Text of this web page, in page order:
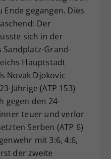
gegangen. Dies
Der
sich in der
Grand-
Hauptstadt
Novak Djokovic
Jährige (ATP 153)
gegen den 24-
teuer und verlor
Serben (ATP 6)
mit 3:6, 4:6,
der zweite
Ihre Consent-
Unter anderem eine
ID, für die
Ihrer
Einstellungen, falls der
dies eingestellt